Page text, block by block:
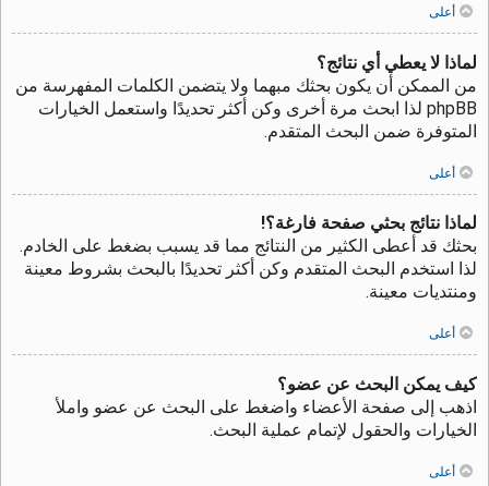
أعلى
لماذا لا يعطي أي نتائج؟
من الممكن أن يكون بحثك مبهما ولا يتضمن الكلمات المفهرسة من
phpBB لذا ابحث مرة أخرى وكن أكثر تحديدًا واستعمل الخيارات
المتوفرة ضمن البحث المتقدم.
أعلى
لماذا نتائج بحثي صفحة فارغة؟!
بحثك قد أعطى الكثير من النتائج مما قد يسبب بضغط على الخادم.
لذا استخدم البحث المتقدم وكن أكثر تحديدًا بالبحث بشروط معينة
ومنتديات معينة.
أعلى
كيف يمكن البحث عن عضو؟
اذهب إلى صفحة الأعضاء واضغط على البحث عن عضو واملأ
الخيارات والحقول لإتمام عملية البحث.
أعلى